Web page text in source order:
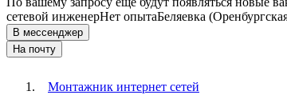
сетевой инженерНет опытаБеляевка
В мессенджер
На почту
Монтажник интернет сетей